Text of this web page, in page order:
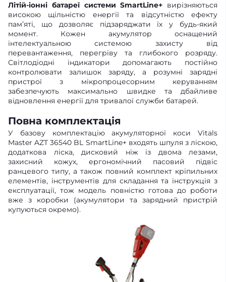
Літій-іонні батареї системи SmartLine+ вирізняються
високою щільністю енергії та відсутністю ефекту
памʼяті, що дозволяє підзаряджати їх у будь-який
момент. Кожен акумулятор оснащений
інтелектуальною системою захисту від
перевантаження, перегріву та глибокого розряду.
Світлодіодні індикатори допомагають постійно
контролювати залишок заряду, а розумні зарядні
пристрої з мікропроцесорним керуванням
забезпечують максимально швидке та дбайливе
відновлення енергії для тривалої служби батарей.
Повна комплектація
У базову комплектацію акумуляторної коси Vitals
Master AZT 36540 BL SmartLine+ входять шпуля з ліскою,
додаткова ліска, дисковий ніж із двома лезами,
захисний кожух, ергономічний пасовий підвіс
ранцевого типу, а також повний комплект кріпильних
елементів, інструментів для складання та інструкція з
експлуатації, тож модель повністю готова до роботи
вже з коробки (акумулятори та зарядний пристрій
купуються окремо).